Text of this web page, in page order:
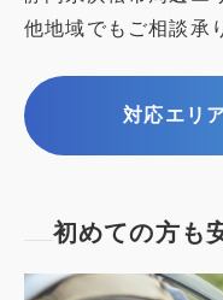
他地域でもご相談承
対応エリ
初めての方も